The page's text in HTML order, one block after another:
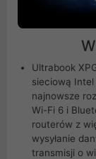
Ultrabook
sieciową Intel
najnowsze
Wi-Fi 6 i
routerów z
wysyłanie
transmisji o